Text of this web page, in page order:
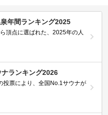
年間ランキング2025
頂点に選ばれた、2025年の人
ランキング2026
投票により、全国No.1サウナが